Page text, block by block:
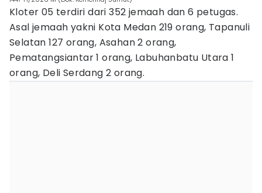
Kloter 05 terdiri dari 352 jemaah dan 6 petugas.
Asal jemaah yakni Kota Medan 219 orang, Tapanuli
Selatan 127 orang, Asahan 2 orang,
Pematangsiantar 1 orang, Labuhanbatu Utara 1
orang, Deli Serdang 2 orang.